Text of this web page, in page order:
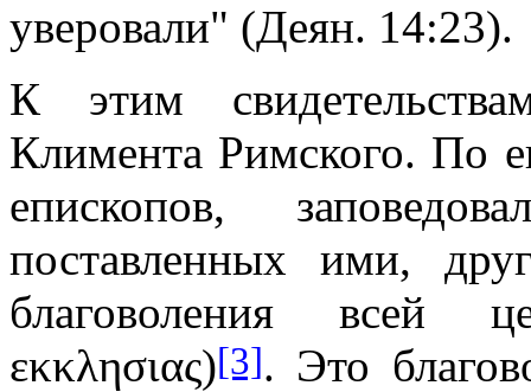
уверовали" (Деян. 14:23).
К этим
Климента Римского. По
епископов,
поставленных ими,
благоволения всей
εκκλησιας)[3]. Это